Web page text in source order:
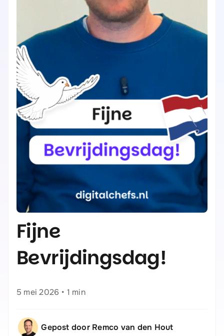
Fijne
Bevrijdingsdag!
5 mei 2026 • 1 min
Gepost door Remco van den Hout